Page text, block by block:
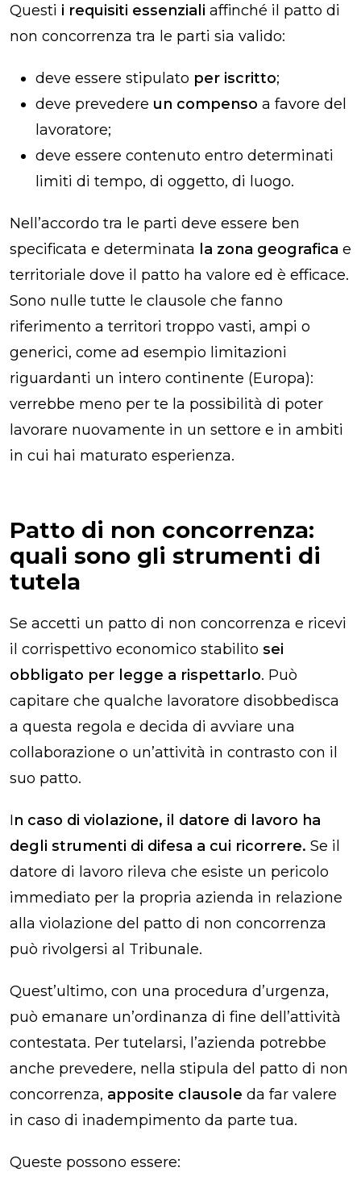
Questi i requisiti essenziali affinché il patto di
non concorrenza tra le parti sia valido:
deve essere stipulato per iscritto;
deve prevedere un compenso a favore del
lavoratore;
deve essere contenuto entro determinati
limiti di tempo, di oggetto, di luogo.
Nell’accordo tra le parti deve essere ben
specificata e determinata
la zona geografica e
territoriale dove il patto ha valore ed è efficace.
Sono nulle tutte le clausole che fanno
riferimento a territori troppo vasti, ampi o
generici, come ad esempio limitazioni
riguardanti un intero continente (Europa):
verrebbe meno per te la possibilità di poter
lavorare nuovamente in un settore e in ambiti
in cui hai maturato esperienza.
Patto di non concorrenza:
quali sono gli strumenti di
tutela
Se accetti un patto di non concorrenza e ricevi
il corrispettivo economico stabilito sei
obbligato per legge a rispettarlo. Può
capitare che qualche lavoratore disobbedisca
a questa regola e decida di avviare una
collaborazione o un’attività in contrasto con il
suo patto.
In caso di violazione, il datore di lavoro ha
degli strumenti di difesa a cui ricorrere. Se il
datore di lavoro rileva che esiste un pericolo
immediato per la propria azienda in relazione
alla violazione del patto di non concorrenza
può rivolgersi al Tribunale.
Quest’ultimo, con una procedura d’urgenza,
può emanare un’ordinanza di fine dell’attività
contestata. Per tutelarsi, l’azienda potrebbe
anche prevedere, nella stipula del patto di non
concorrenza, apposite clausole da far valere
in caso di inadempimento da parte tua.
Queste possono essere: